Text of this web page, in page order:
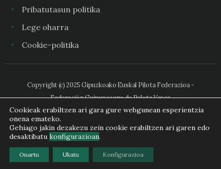
Pribatutasun politika
Lege oharra
Cookie-politika
Copyright (c) 2025 Gipuzkoako Euskal Pilota Federazioa -
Federación Guipuzcoana de Pelota Vasca
Cookieak erabiltzen ari gara gure webgunean esperientzia
onena emateko.
Gehiago jakin dezakezu zein cookie erabiltzen ari garen edo
desaktibatu konfigurazioan.
Onartu Ukatu Konfigurazioa